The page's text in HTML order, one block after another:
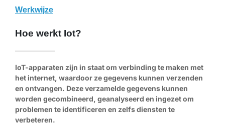
Werkwijze
Hoe werkt Iot?
IoT-apparaten zijn in staat om verbinding te maken met
het internet, waardoor ze gegevens kunnen verzenden
en ontvangen. Deze verzamelde gegevens kunnen
worden gecombineerd, geanalyseerd en ingezet om
problemen te identificeren en zelfs diensten te
verbeteren.